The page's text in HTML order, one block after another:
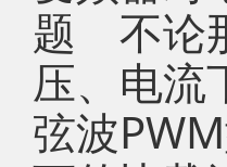
题 不论
压、电流
弦波